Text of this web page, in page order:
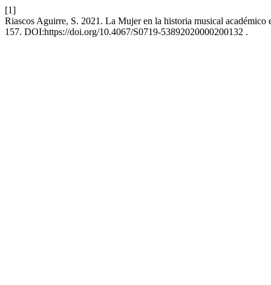
[1]
Riascos Aguirre, S. 2021. La Mujer en la historia musical
157. DOI:https://doi.org/10.4067/S0719-53892020000200132 .